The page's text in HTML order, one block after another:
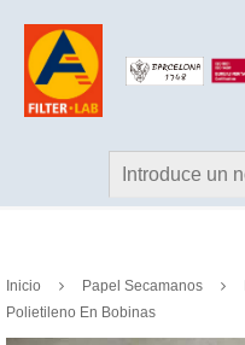
Inicio Papel Secamanos
Polietileno En Bobinas